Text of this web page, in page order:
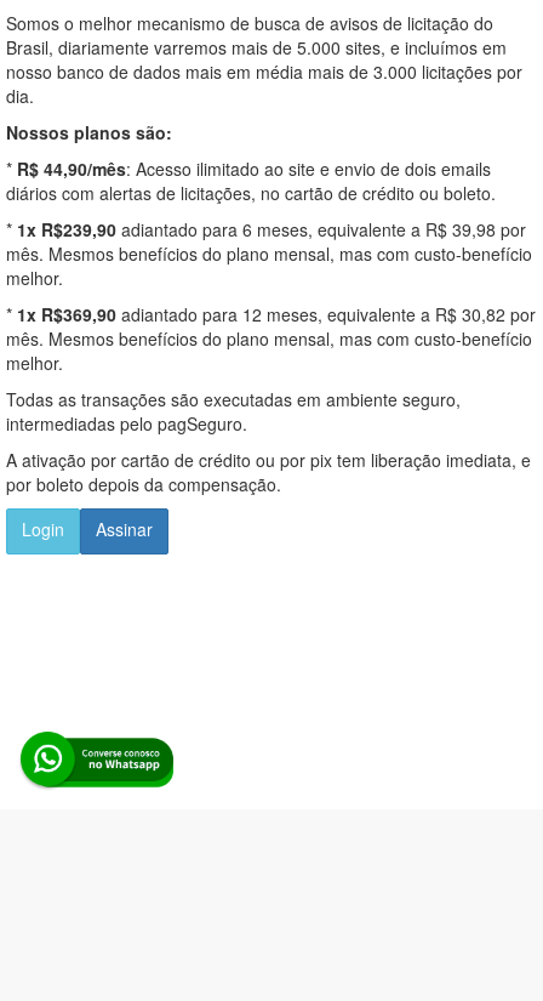
Somos o melhor mecanismo de busca de avisos de licitação do
Brasil, diariamente varremos mais de 5.000 sites, e incluímos em
nosso banco de dados mais em média mais de 3.000 licitações por
dia.
Nossos planos são:
* R$ 44,90/mês: Acesso ilimitado ao site e envio de dois emails
diários com alertas de licitações, no cartão de crédito ou boleto.
* 1x R$239,90 adiantado para 6 meses, equivalente a R$ 39,98 por
mês. Mesmos benefícios do plano mensal, mas com custo-benefício
melhor.
* 1x R$369,90 adiantado para 12 meses, equivalente a R$ 30,82 por
mês. Mesmos benefícios do plano mensal, mas com custo-benefício
melhor.
Todas as transações são executadas em ambiente seguro,
intermediadas pelo pagSeguro.
A ativação por cartão de crédito ou por pix tem liberação imediata, e
por boleto depois da compensação.
Login
Assinar